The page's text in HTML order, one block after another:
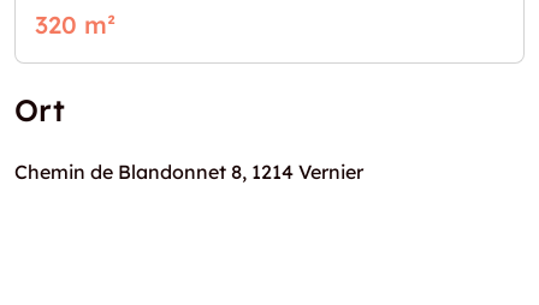
320 m²
Ort
Chemin de Blandonnet 8, 1214 Vernier